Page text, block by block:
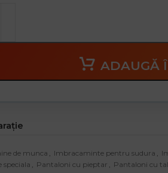
ADAUGĂ
de munca , Imbracaminte pentru sudura ,
, Pantaloni cu pieptar , Pantaloni cu